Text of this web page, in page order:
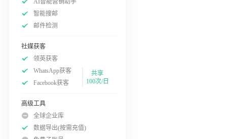
AI智能营销助手
智能搜邮
邮件检测
社媒获客
领英获客
WhatsApp获客
Facebook获客
共享
100次/日
高级工具
全球企业库
数据导出(按需充值)